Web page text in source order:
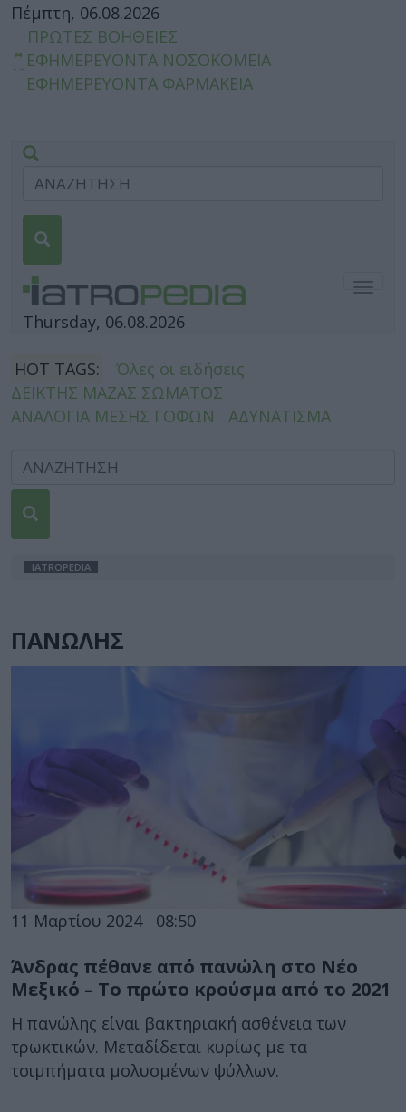
Πέμπτη, 06.08.2026
ΠΡΩΤΕΣ ΒΟΗΘΕΙΕΣ
ΕΦΗΜΕΡΕΥΟΝΤΑ ΝΟΣΟΚΟΜΕΙΑ
ΕΦΗΜΕΡΕΥΟΝΤΑ ΦΑΡΜΑΚΕΙΑ
Thursday, 06.08.2026
HOT TAGS:
Όλες οι ειδήσεις
ΔΕΙΚΤΗΣ ΜΑΖΑΣ ΣΩΜΑΤΟΣ
ΑΝΑΛΟΓΙΑ ΜΕΣΗΣ ΓΟΦΩΝ
ΑΔΥΝΑΤΙΣΜΑ
IATROPEDIA
ΠΑΝΩΛΗΣ
11 Μαρτίου 2024 08:50
Άνδρας πέθανε από πανώλη στο Νέο
Μεξικό – Το πρώτο κρούσμα από το 2021
Η πανώλης είναι βακτηριακή ασθένεια των
τρωκτικών. Μεταδίδεται κυρίως με τα
τσιμπήματα μολυσμένων ψύλλων.